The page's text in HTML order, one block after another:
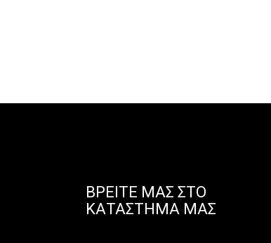
ΒΡΕΊΤΕ ΜΑΣ ΣΤΟ
ΚΑΤΆΣΤΗΜΑ ΜΑΣ